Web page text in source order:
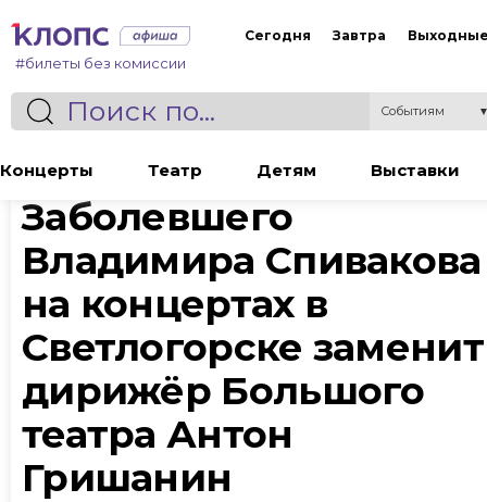
#билеты без комиссии
Сегодня Завтра
Событиям
Концерты Театр Детям Выставки
Статья
Заболевшего
Владимира Спивакова
на концертах в
Светлогорске заменит
дирижёр Большого
театра Антон
Гришанин